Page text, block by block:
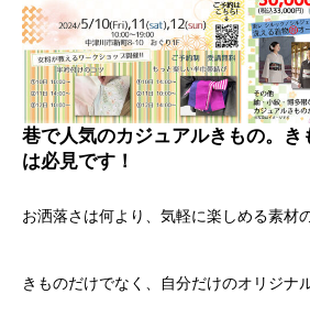
巷で人気のカジュアルきもの。き
は必見です！
お洒落さは何より、気軽に楽しめる素材
きものだけでなく、自分だけのオリジナ